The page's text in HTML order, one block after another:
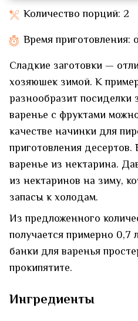
Количество порций: 2
Время приготовления:
Сладкие заготовки —
хозяюшек зимой. К
разнообразит посиделки
варенье с фруктами
качестве начинки для
приготовления
варенье из нектарина.
из нектаринов на зиму,
запасы к холодам.
Из предложенного
получается примерно 0,7
банки для варенья
прокипятите.
Ингредиенты